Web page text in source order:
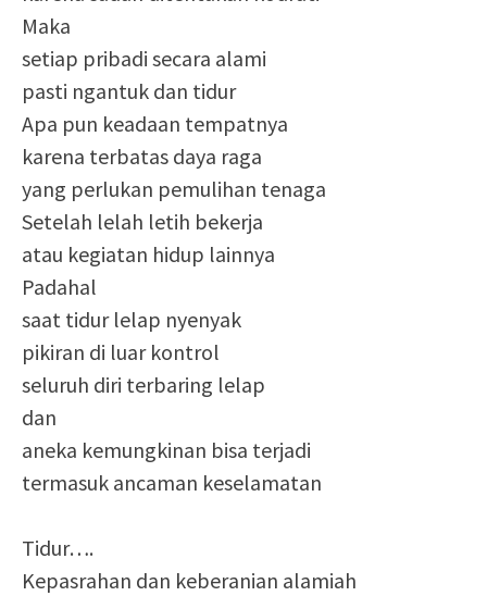
Maka
setiap pribadi secara alami
pasti ngantuk dan tidur
Apa pun keadaan tempatnya
karena terbatas daya raga
yang perlukan pemulihan tenaga
Setelah lelah letih bekerja
atau kegiatan hidup lainnya
Padahal
saat tidur lelap nyenyak
pikiran di luar kontrol
seluruh diri terbaring lelap
dan
aneka kemungkinan bisa terjadi
termasuk ancaman keselamatan
Tidur….
Kepasrahan dan keberanian alamiah